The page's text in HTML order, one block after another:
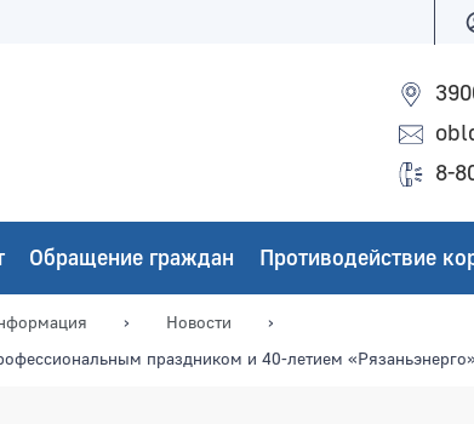
8-
Обращение граждан Противодействие
Новости
праздником и 40-летием